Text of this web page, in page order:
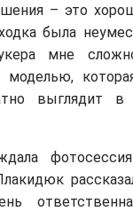
– это
была
мне
моделью,
выглядит